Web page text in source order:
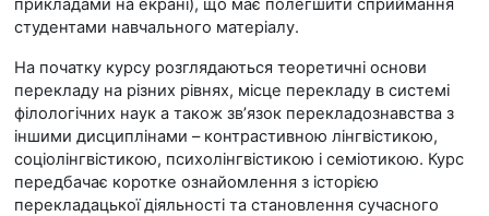
прикладами на екрані), що має полегшити сприймання
студентами навчального матеріалу.
На початку курсу розглядаються теоретичні основи
перекладу на різних рівнях, місце перекладу в системі
філологічних наук а також зв’язок перекладознавства з
іншими дисциплінами – контрастивною лінгвістикою,
соціолінгвістикою, психолінгвістикою і семіотикою. Курс
передбачає коротке ознайомлення з історією
перекладацької діяльності та становлення сучасного